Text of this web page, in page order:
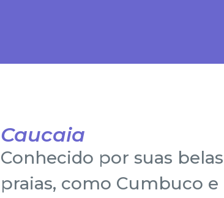
Caucaia
Conhecido por suas belas
praias, como Cumbuco e